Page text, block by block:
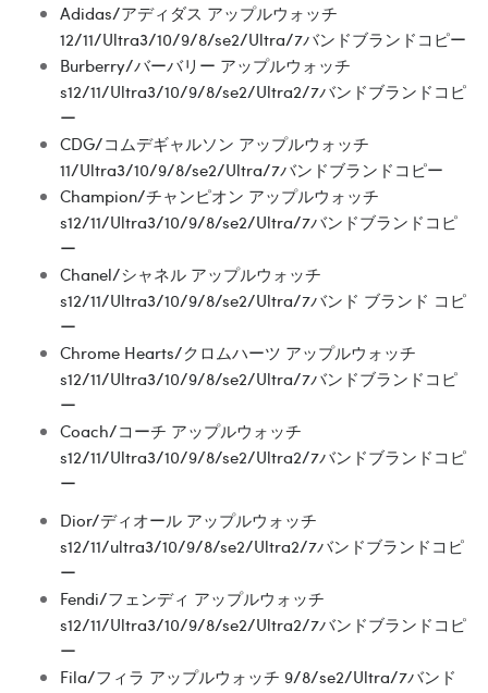
Adidas/アディダス アップルウォッチ
12/11/Ultra3/10/9/8/se2/Ultra/7バンドブランドコピー
Burberry/バーバリー アップルウォッチ
s12/11/Ultra3/10/9/8/se2/Ultra2/7バンドブランドコピ
ー
CDG/コムデギャルソン アップルウォッチ
11/Ultra3/10/9/8/se2/Ultra/7バンドブランドコピー
Champion/チャンピオン アップルウォッチ
s12/11/Ultra3/10/9/8/se2/Ultra/7バンドブランドコピ
ー
Chanel/シャネル アップルウォッチ
s12/11/Ultra3/10/9/8/se2/Ultra/7バンド ブランド コピ
ー
Chrome Hearts/クロムハーツ アップルウォッチ
s12/11/Ultra3/10/9/8/se2/Ultra/7バンドブランドコピ
ー
Coach/コーチ アップルウォッチ
s12/11/Ultra3/10/9/8/se2/Ultra2/7バンドブランドコピ
ー
Dior/ディオール アップルウォッチ
s12/11/ultra3/10/9/8/se2/Ultra2/7バンドブランドコピ
ー
Fendi/フェンディ アップルウォッチ
s12/11/Ultra3/10/9/8/se2/Ultra2/7バンドブランドコピ
ー
Fila/フィラ アップルウォッチ 9/8/se2/Ultra/7バンド